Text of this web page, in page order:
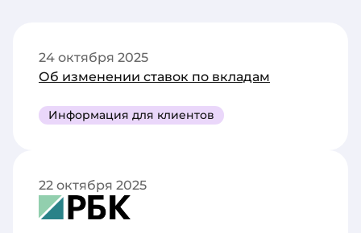
Об изменении ставок по вкладам
24 октября 2025
Информация для клиентов
22 октября 2025